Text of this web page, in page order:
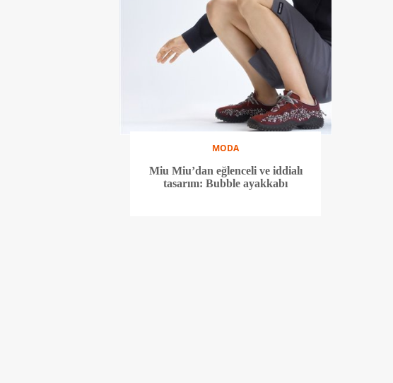
MODA
Miu Miu’dan eğlenceli ve iddialı
tasarım: Bubble ayakkabı